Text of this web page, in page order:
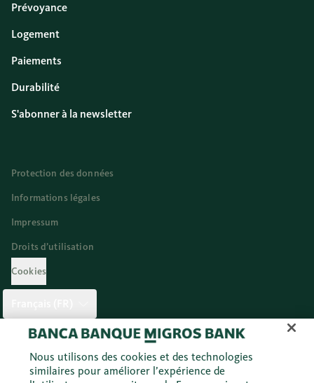
Prévoyance
Logement
Paiements
Durabilité
S'abonner à la newsletter
Protection des données
Informations légales
Impressum
Droits d’utilisation
Cookies
Facebook Instagram Youtube
Nous utilisons des cookies et des technologies
similaires pour améliorer l’expérience de